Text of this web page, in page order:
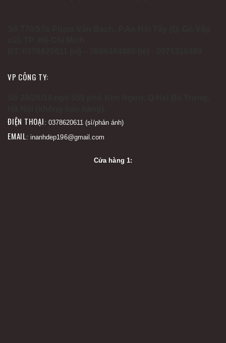
VP CÔNG TY:
ĐIỆN THOẠI : 0378620611 (sỉ/phản ánh)
EMAIL: inanhdep196@gmail.com
Cửa hàng 1: